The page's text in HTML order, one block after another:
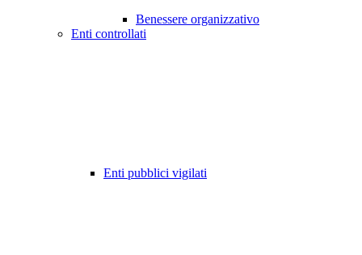
Benessere organizzativo
Enti controllati
Enti pubblici vigilati